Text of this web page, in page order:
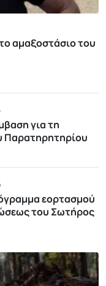
αμαξοστάσιο του
για τη
Παρατηρητηρίου
εορτασμού
του Σωτήρος